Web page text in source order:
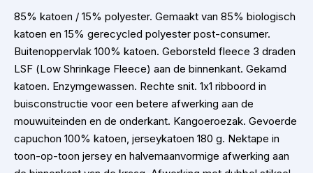
85% katoen / 15% polyester. Gemaakt van 85% biologisch
katoen en 15% gerecycled polyester post-consumer.
Buitenoppervlak 100% katoen. Geborsteld fleece 3 draden
LSF (Low Shrinkage Fleece) aan de binnenkant. Gekamd
katoen. Enzymgewassen. Rechte snit. 1x1 ribboord in
buisconstructie voor een betere afwerking aan de
mouwuiteinden en de onderkant. Kangoeroezak. Gevoerde
capuchon 100% katoen, jerseykatoen 180 g. Nektape in
toon-op-toon jersey en halvemaanvormige afwerking aan